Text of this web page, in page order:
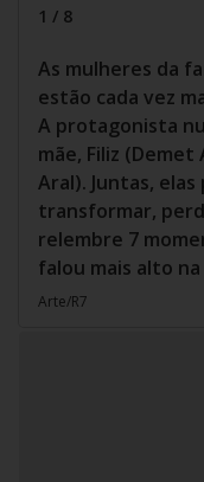
1 / 8
As mulheres da
estão cada vez
A protagonista
mãe, Filiz (Demet
Aral). Juntas,
transformar,
relembre 7
falou mais alto
Arte/R7